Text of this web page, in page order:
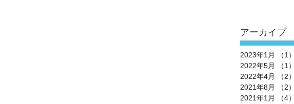
アーカイブ
2023年1月 （1）
2022年5月
（1）
2022年4月
（2）
2021年8月
（2）
2021年1月
（4）